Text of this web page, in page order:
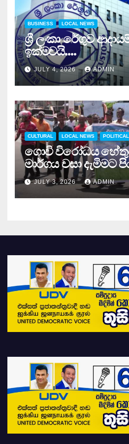
BUSINESS LOCAL NEWS
ශ්‍රී ලංකා රේගුව
ඉක්මවයි….
JULY 4, 2026 ADMIN
CULTURAL LOCAL NEWS POLITICAL
ගොවි විරෝධය
මාර්ගය වසා දැමිමට
JULY 3, 2026 ADMIN